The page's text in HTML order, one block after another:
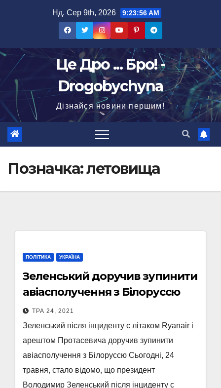
Нд. Сер 9th, 2026 9:23:57 AM
Це Дро ... Бро! -
Drogobychyna
Дізнайся новини першим!
Позначка:летовища
ПОЛІТИКА УКРАЇНА
Зеленський доручив зупинити
авіасполучення з Білоруссю
ТРА 24, 2021
Зеленський після інциденту c літаком Ryanair і
арештом Протасевича доручив зупинити
авіасполучення з Білоруссю Сьогодні, 24
травня, стало відомо, що президент
Володимир Зеленський після інциденту c